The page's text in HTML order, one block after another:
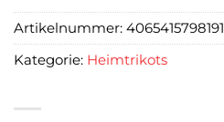
Artikelnummer: 4065415798191
Kategorie: Heimtrikots